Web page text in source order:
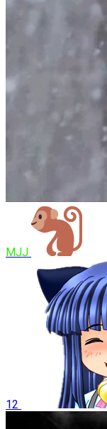
MJJ
12